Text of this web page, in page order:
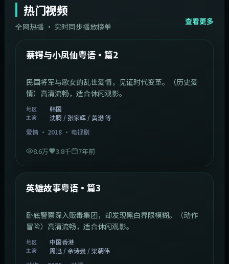
热门视频
全网热播 · 实时同步播放榜单
查看更多
热门
韩国 44:14
蔡锷与小凤仙粤语·篇2
民国将军与歌女的乱世爱情，见证时代变革。（历史爱
情）高清流畅，适合休闲观影。
地区 韩国
主演
沈腾 / 张家辉 / 黄渤 等
爱情· 2018· 电视剧
8.6万 3.8千 7年前
热门
英雄故事粤语·篇3
卧底警察深入贩毒集团，却发现黑白界限模糊。（动作
冒险）高清流畅，适合休闲观影。
地区 中国香港
主演
周迅 / 佘诗曼 / 梁朝伟